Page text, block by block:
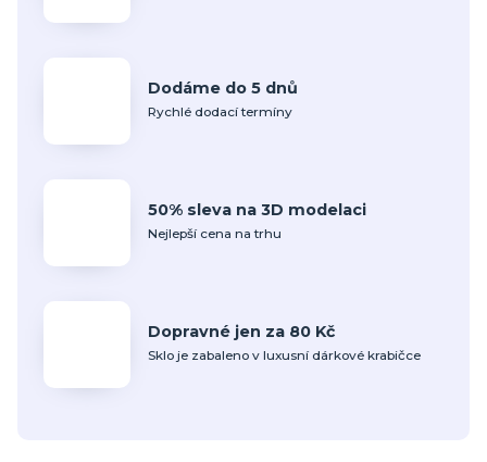
Dodáme do 5 dnů
Rychlé dodací termíny
50% sleva na 3D modelaci
Nejlepší cena na trhu
Dopravné jen za 80 Kč
Sklo je zabaleno v luxusní dárkové krabičce